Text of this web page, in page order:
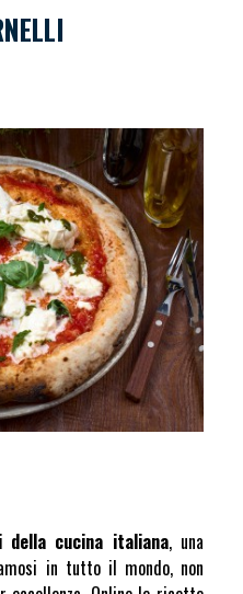
della cucina italiana, una
in tutto il mondo, non